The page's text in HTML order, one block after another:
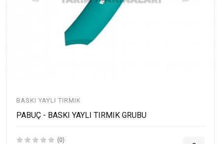
BASKI YAYLI TIRMIK
PABUÇ - BASKI YAYLI TIRMIK GRUBU
(0)